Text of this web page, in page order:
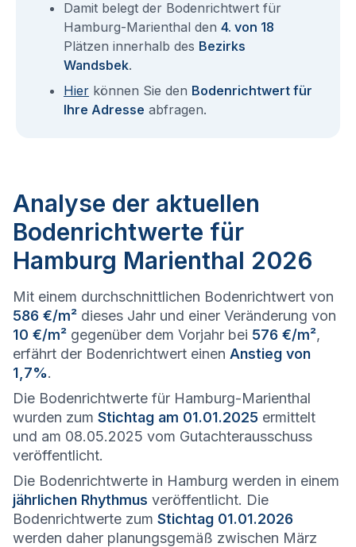
Damit belegt der Bodenrichtwert für
Hamburg-Marienthal den 4. von 18
Plätzen innerhalb des Bezirks
Wandsbek.
Hier können Sie den Bodenrichtwert für
Ihre Adresse abfragen.
Analyse der aktuellen
Bodenrichtwerte für
Hamburg Marienthal 2026
Mit einem durchschnittlichen Bodenrichtwert von
586 €/m² dieses Jahr und einer Veränderung von
10 €/m² gegenüber dem Vorjahr bei 576 €/m²,
erfährt der Bodenrichtwert einen Anstieg von
1,7%.
Die Bodenrichtwerte für Hamburg-Marienthal
wurden zum Stichtag am 01.01.2025 ermittelt
und am 08.05.2025 vom Gutachterausschuss
veröffentlicht.
Die Bodenrichtwerte in Hamburg werden in einem
jährlichen Rhythmus veröffentlicht. Die
Bodenrichtwerte zum Stichtag 01.01.2026
werden daher planungsgemäß zwischen März